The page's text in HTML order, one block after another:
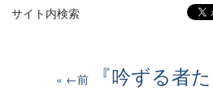
サイト内検索
←前 『吟ずる者た